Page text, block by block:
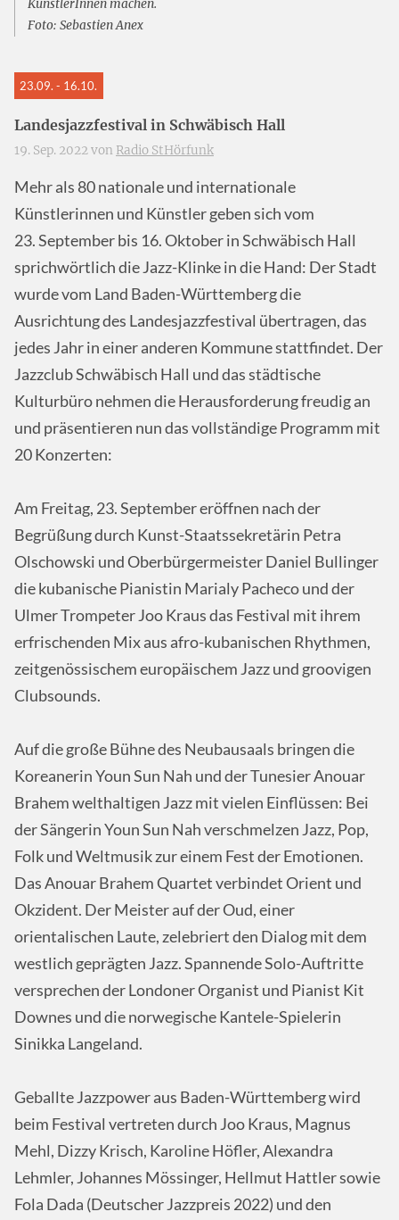
KünstlerInnen machen.
Foto: Sebastien Anex
23.09. - 16.10.
Landesjazzfestival in Schwäbisch Hall
19. Sep. 2022 von Radio StHörfunk
Mehr als 80 nationale und internationale
Künstlerinnen und Künstler geben sich vom
23. September bis 16. Oktober in Schwäbisch Hall
sprichwörtlich die Jazz-Klinke in die Hand: Der Stadt
wurde vom Land Baden-Württemberg die
Ausrichtung des Landesjazzfestival übertragen, das
jedes Jahr in einer anderen Kommune stattfindet. Der
Jazzclub Schwäbisch Hall und das städtische
Kulturbüro nehmen die Herausforderung freudig an
und präsentieren nun das vollständige Programm mit
20 Konzerten:
Am Freitag, 23. September eröffnen nach der
Begrüßung durch Kunst-Staatssekretärin Petra
Olschowski und Oberbürgermeister Daniel Bullinger
die kubanische Pianistin Marialy Pacheco und der
Ulmer Trompeter Joo Kraus das Festival mit ihrem
erfrischenden Mix aus afro-kubanischen Rhythmen,
zeitgenössischem europäischem Jazz und groovigen
Clubsounds.
Auf die große Bühne des Neubausaals bringen die
Koreanerin Youn Sun Nah und der Tunesier Anouar
Brahem welthaltigen Jazz mit vielen Einflüssen: Bei
der Sängerin Youn Sun Nah verschmelzen Jazz, Pop,
Folk und Weltmusik zur einem Fest der Emotionen.
Das Anouar Brahem Quartet verbindet Orient und
Okzident. Der Meister auf der Oud, einer
orientalischen Laute, zelebriert den Dialog mit dem
westlich geprägten Jazz. Spannende Solo-Auftritte
versprechen der Londoner Organist und Pianist Kit
Downes und die norwegische Kantele-Spielerin
Sinikka Langeland.
Geballte Jazzpower aus Baden-Württemberg wird
beim Festival vertreten durch Joo Kraus, Magnus
Mehl, Dizzy Krisch, Karoline Höfler, Alexandra
Lehmler, Johannes Mössinger, Hellmut Hattler sowie
Fola Dada (Deutscher Jazzpreis 2022) und den